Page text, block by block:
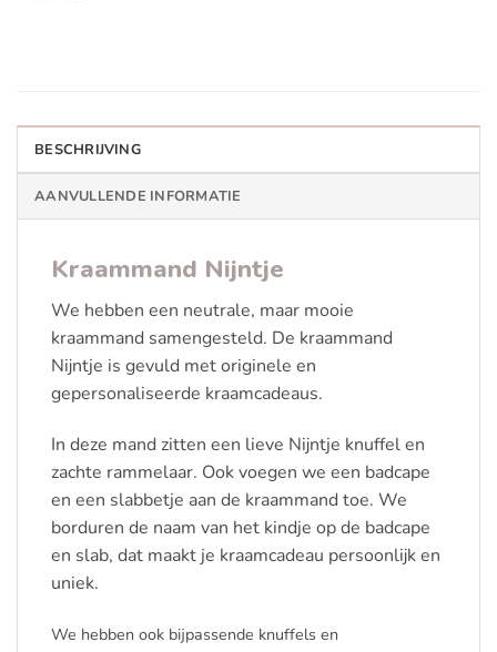
BESCHRIJVING
AANVULLENDE INFORMATIE
Kraammand Nijntje
We hebben een neutrale, maar mooie
kraammand samengesteld. De kraammand
Nijntje is gevuld met originele en
gepersonaliseerde kraamcadeaus.
In deze mand zitten een lieve Nijntje knuffel en
zachte rammelaar. Ook voegen we een badcape
en een slabbetje aan de kraammand toe. We
borduren de naam van het kindje op de badcape
en slab, dat maakt je kraamcadeau persoonlijk en
uniek.
We hebben ook bijpassende knuffels en